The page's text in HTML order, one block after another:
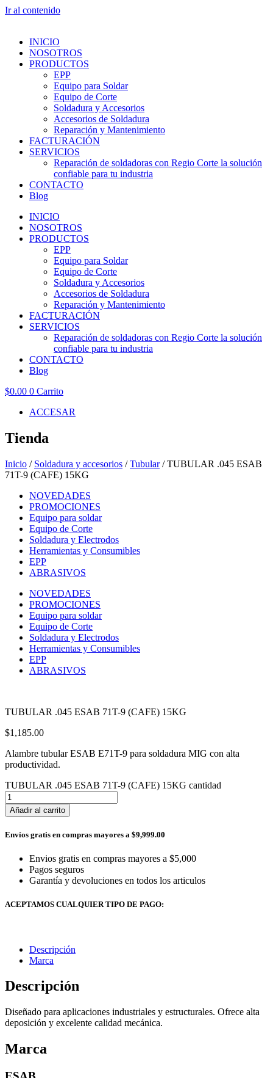
Ir al contenido
INICIO
NOSOTROS
PRODUCTOS
EPP
Equipo para Soldar
Equipo de Corte
Soldadura y Accesorios
Accesorios de Soldadura
Reparación y Mantenimiento
FACTURACIÓN
SERVICIOS
Reparación de soldadoras con Regio Corte la solución
confiable para tu industria
CONTACTO
Blog
INICIO
NOSOTROS
PRODUCTOS
EPP
Equipo para Soldar
Equipo de Corte
Soldadura y Accesorios
Accesorios de Soldadura
Reparación y Mantenimiento
FACTURACIÓN
SERVICIOS
Reparación de soldadoras con Regio Corte la solución
confiable para tu industria
CONTACTO
Blog
$0.00 0 Carrito
ACCESAR
Tienda
Inicio / Soldadura y accesorios /Tubular/ TUBULAR .045 ESAB
71T-9 (CAFE) 15KG
NOVEDADES
PROMOCIONES
Equipo para soldar
Equipo de Corte
Soldadura y Electrodos
Herramientas y Consumibles
EPP
ABRASIVOS
NOVEDADES
PROMOCIONES
Equipo para soldar
Equipo de Corte
Soldadura y Electrodos
Herramientas y Consumibles
EPP
ABRASIVOS
TUBULAR .045 ESAB 71T-9 (CAFE) 15KG
$1,185.00
Alambre tubular ESAB E71T-9 para soldadura MIG con alta
productividad.
TUBULAR .045 ESAB 71T-9 (CAFE) 15KG cantidad
Añadir al carrito
Envíos gratis en compras mayores a $9,999.00
Envios gratis en compras mayores a $5,000
Pagos seguros
Garantía y devoluciones en todos los articulos
ACEPTAMOS CUALQUIER TIPO DE PAGO:
Descripción
Marca
Descripción
Diseñado para aplicaciones industriales y estructurales. Ofrece alta
deposición y excelente calidad mecánica.
Marca